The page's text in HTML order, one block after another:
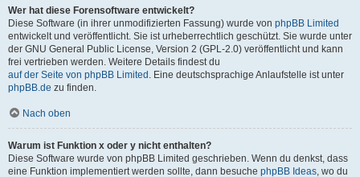
Wer hat diese Forensoftware entwickelt?
Diese Software (in ihrer unmodifizierten Fassung) wurde von phpBB Limited
entwickelt und veröffentlicht. Sie ist urheberrechtlich geschützt. Sie wurde unter
der GNU General Public License, Version 2 (GPL-2.0) veröffentlicht und kann
frei vertrieben werden. Weitere Details findest du
auf der Seite von phpBB Limited . Eine deutschsprachige Anlaufstelle ist unter
phpBB.de zu finden.
Nach oben
Warum ist Funktion x oder y nicht enthalten?
Diese Software wurde von phpBB Limited geschrieben. Wenn du denkst, dass
eine Funktion implementiert werden sollte, dann besuche phpBB Ideas, wo du